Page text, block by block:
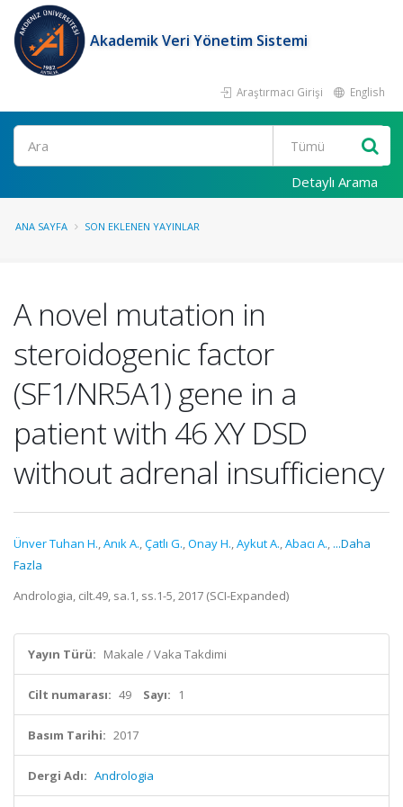
Akademik Veri Yönetim Sistemi
Araştırmacı Girişi English
Ara
Detaylı Arama
ANA SAYFA SON EKLENEN YAYINLAR
A novel mutation in
steroidogenic factor
(SF1/NR5A1) gene in a
patient with 46 XY DSD
without adrenal insufficiency
Ünver Tuhan H.,Anık A.,Çatlı G.,Onay H.,Aykut A.,Abacı A., ...Daha
Fazla
Andrologia, cilt.49, sa.1, ss.1-5, 2017 (SCI-Expanded)
Yayın Türü: Makale / Vaka Takdimi
Cilt numarası: 49 Sayı: 1
Basım Tarihi: 2017
Dergi Adı: Andrologia